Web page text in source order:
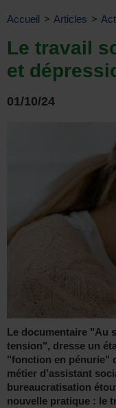
Accueil > Articles >
Le travail
et
01/10/24
Le documentaire "Au
tension", dresse un
"fonction en pénurie"
métier d’assistant
bureaucratisation
nouvelle pratique : le